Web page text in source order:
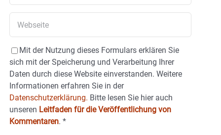
Mit der Nutzung dieses Formulars erklären Sie
sich mit der Speicherung und Verarbeitung Ihrer
Daten durch diese Website einverstanden. Weitere
Informationen erfahren Sie in der
Datenschutzerklärung. Bitte lesen Sie hier auch
unseren Leitfaden für die Veröffentlichung von
Kommentaren. *